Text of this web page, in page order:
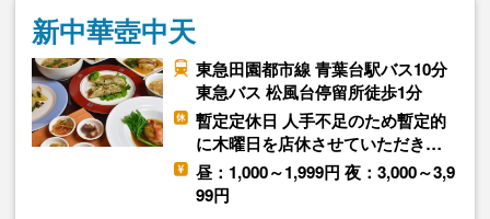
新中華壺中天
東急田園都市線 青葉台駅バス10分
東急バス 松風台停留所徒歩1分
暫定定休日 人手不足のため暫定的
に木曜日を店休させていただき…
昼：1,000～1,999円 夜：3,000～3,9
99円